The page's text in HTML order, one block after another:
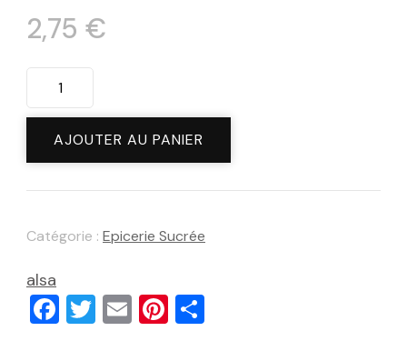
2,75 €
quantité
de
Arroz
Doce
AJOUTER AU PANIER
Catégorie : Epicerie Sucrée
alsa
Facebook
Twitter
EmailPinterest